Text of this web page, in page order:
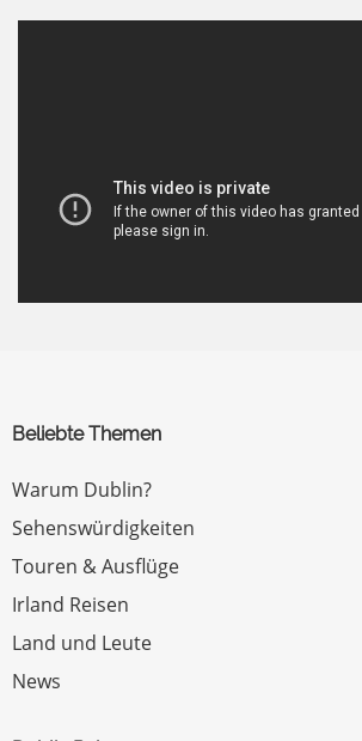
Beliebte Themen
Warum Dublin?
Sehenswürdigkeiten
Touren & Ausflüge
Irland Reisen
Land und Leute
News